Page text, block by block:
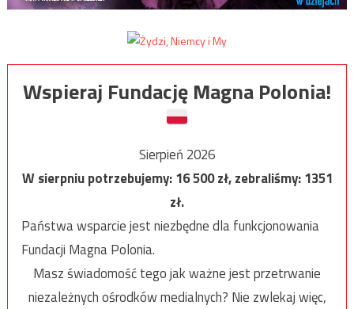
Wspieraj Fundację Magna Polonia!
Sierpień 2026
W sierpniu potrzebujemy:16 500zł, zebraliśmy:1351
zł.
Państwa wsparcie jest niezbędne dla funkcjonowania
Fundacji Magna Polonia.
Masz świadomość tego jak ważne jest przetrwanie
niezależnych ośrodków medialnych? Nie zwlekaj więc,